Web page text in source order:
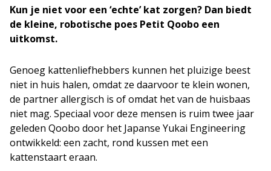
Kun je niet voor een ‘echte’ kat zorgen? Dan biedt
de kleine, robotische poes Petit Qoobo een
uitkomst.
Genoeg kattenliefhebbers kunnen het pluizige beest
niet in huis halen, omdat ze daarvoor te klein wonen,
de partner allergisch is of omdat het van de huisbaas
niet mag. Speciaal voor deze mensen is ruim twee jaar
geleden Qoobo door het Japanse Yukai Engineering
ontwikkeld: een zacht, rond kussen met een
kattenstaart eraan.